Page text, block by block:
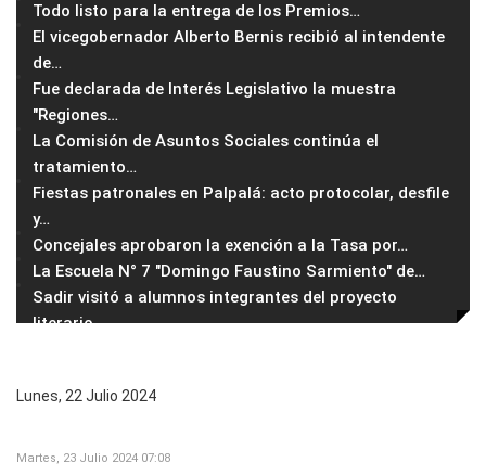
Todo listo para la entrega de los Premios…
El vicegobernador Alberto Bernis recibió al intendente
de…
Fue declarada de Interés Legislativo la muestra
"Regiones…
La Comisión de Asuntos Sociales continúa el
tratamiento…
Fiestas patronales en Palpalá: acto protocolar, desfile
y…
Concejales aprobaron la exención a la Tasa por…
La Escuela N° 7 "Domingo Faustino Sarmiento" de…
Sadir visitó a alumnos integrantes del proyecto
literario…
Lunes, 22 Julio 2024
Martes, 23 Julio 2024 07:08